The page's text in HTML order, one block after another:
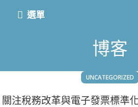
選單
博客
UNCATEGORIZED
關注稅務改革與電子發票標準